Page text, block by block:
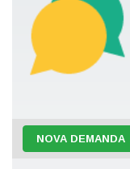
NOVA DEMANDA